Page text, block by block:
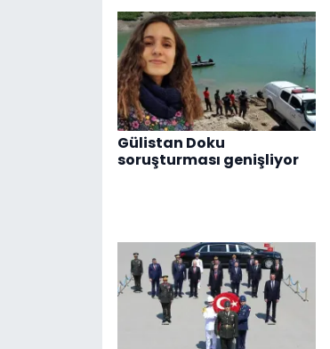
Gülistan Doku
soruşturması genişliyor